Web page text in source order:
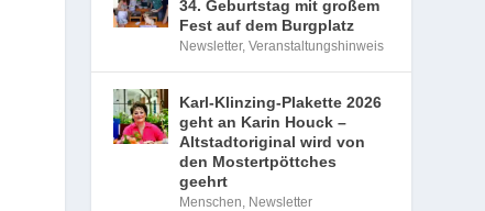
34. Geburtstag mit großem
Fest auf dem Burgplatz
Newsletter,Veranstaltungshinweis
Karl-Klinzing-Plakette 2026
geht an Karin Houck –
Altstadtoriginal wird von
den Mostertpöttches
geehrt
Menschen, Newsletter